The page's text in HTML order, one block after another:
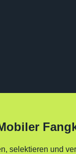
selektieren und